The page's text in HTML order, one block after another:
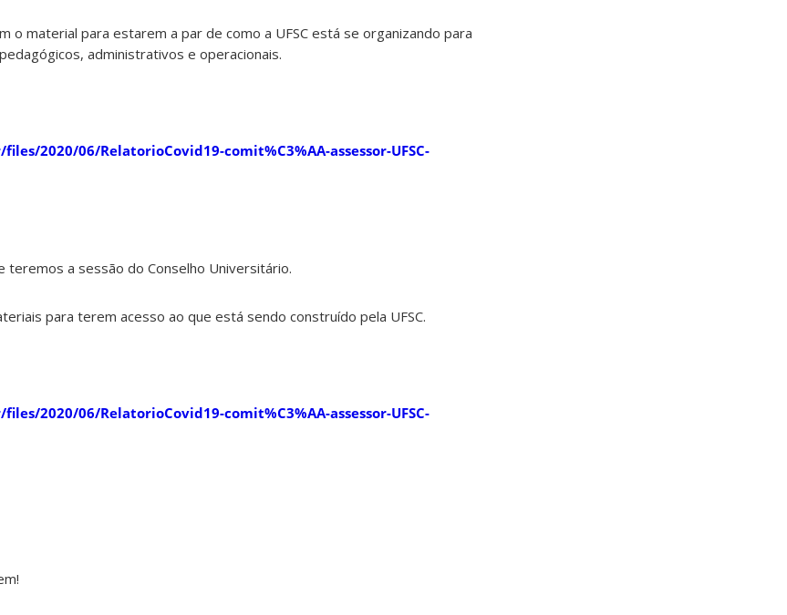
o material para estarem a par de como a UFSC está se organizando para
administrativos e operacionais.
2020/06/RelatorioCovid19-comit%C3%AA-assessor-UFSC-
a sessão do Conselho Universitário.
para terem acesso ao que está sendo construído pela UFSC.
2020/06/RelatorioCovid19-comit%C3%AA-assessor-UFSC-